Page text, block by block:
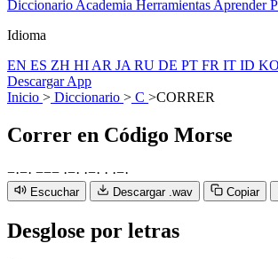
Diccionario Academia Herramientas Aprender
Idioma
EN ES ZH HI AR JA RU DE PT FR IT ID KO
Descargar App
Inicio > Diccionario > C >CORRER
Correr en Código Morse
−·−· −−− ·−· ·−· · ·−·
Escuchar Descargar .wav Copiar
Desglose por letras